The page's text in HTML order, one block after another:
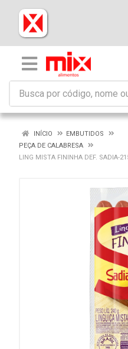
INÍCIO
EMBUTIDOS
PEÇA DE CALABRESA
LING MISTA FININHA DEF. SADIA-